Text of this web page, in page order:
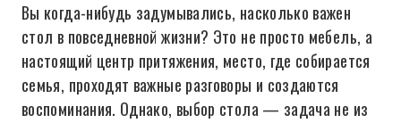
Вы когда-нибудь задумывались, насколько важен
стол в повседневной жизни? Это не просто мебель, а
настоящий центр притяжения, место, где собирается
семья, проходят важные разговоры и создаются
воспоминания. Однако, выбор стола — задача не из